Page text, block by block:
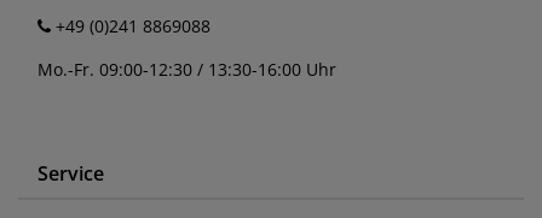
+49 (0)241 8869088
Mo.-Fr. 09:00-12:30 / 13:30-16:00 Uhr
Service